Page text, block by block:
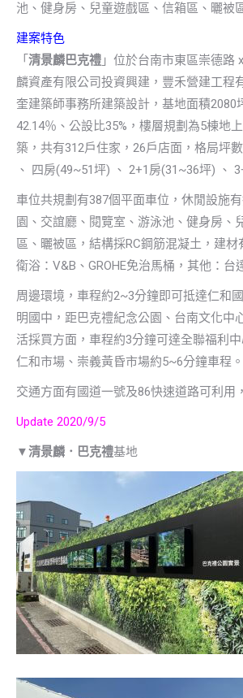
池、健身房、兒童遊戲區、信箱區、曬被
建案特色
「 清景麟巴克禮 」位於台南市東區崇德路
麟資產有限公司投資興建，豐禾營建工程
奎建築師事務所建築設計，基地面積2080
42.14％、公設比35%，樓層規劃為5棟地
築，共有312戶住家，26戶店面，格局坪
、 四房(49~51坪) 、 2+1房(31~36坪) 、
車位共規劃有387個平面車位，休閒設施
園、交誼廳、閱覽室、游泳池、健身房、
區、曬被區，結構採RC鋼筋混凝土，建材
衛浴：V&B、GROHE免治馬桶，其他：台
周邊環境，車程約2~3分鐘即可抵達仁和
明國中，距巴克禮紀念公園、台南文化中
活採買方面，車程約3分鐘可達全聯福利
仁和市場、崇義黃昏市場約5~6分鐘車程。
交通方面有國道一號及86快速道路可利用
Update 2020/9/5
▼清景麟．巴克禮基地